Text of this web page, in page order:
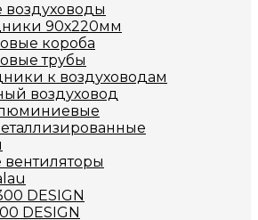
воздуховоды
90х220мм
короба
трубы
к воздуховодам
воздуховод
вентиляторы
DESIGN
DESIGN